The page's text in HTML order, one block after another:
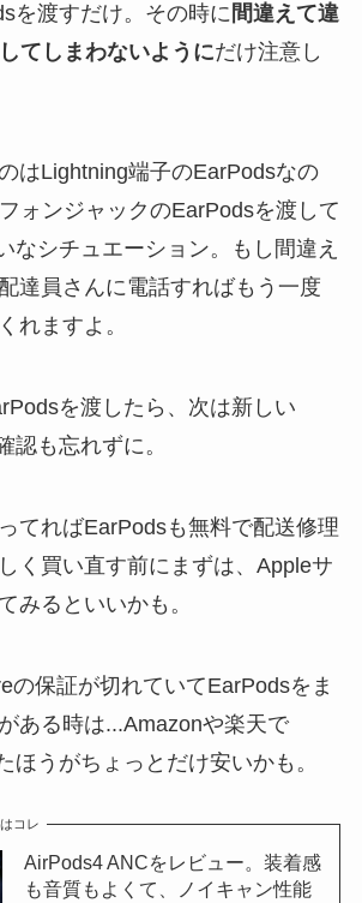
を渡すだけ。その時に 間違えて違
てしまわないようにだけ注意し
はLightning端子のEarPodsなの
ォンジャックのEarPodsを渡して
なシチュエーション。もし間違え
達員さんに電話すればもう一度
れますよ。
を渡したら、次は新しい
認も忘れずに。
てればEarPodsも無料で配送修理
く買い直す前にまずは、Appleサ
みるといいかも。
の保証が切れていてEarPodsをま
ある時は...Amazonや楽天で
ほうがちょっとだけ安いかも。
コレ
AirPods4 ANCをレビュー。装着感
も音質もよくて、ノイキャン性能